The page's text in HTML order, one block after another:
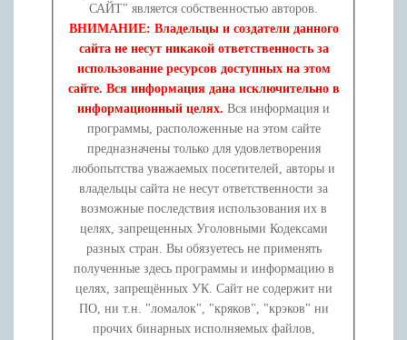
САЙТ" является собственностью авторов.
ВНИМАНИЕ: Владельцы и создатели данного
сайта не несут никакой ответственность за
использование ресурсов доступных на этом
сайте. Вся информация дана исключительно в
информационный целях.
программы, расположенные на этом сайте
предназначены только для удовлетворения
любопытства уважаемых посетителей, авторы и
владельцы сайта не несут ответственности за
возможные последствия использования их в
целях, запрещенных Уголовными Кодексами
разных стран. Вы обязуетесь не применять
полученные здесь программы и информацию в
целях, запрещённых УК. Сайт не содержит ни
ПО, ни т.н. "ломалок", "кряков", "крэков" ни
прочих бинарных исполняемых файлов,